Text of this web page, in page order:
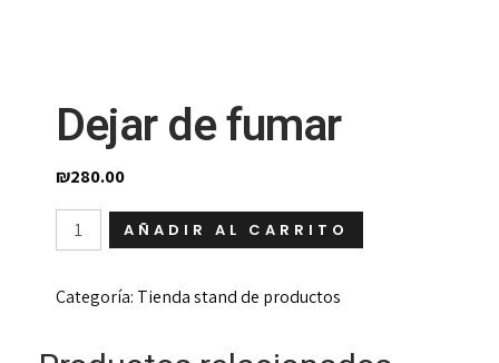
Dejar de fumar
₪280.00
Dejar
AÑADIR AL CARRITO
Categoría: Tienda stand de productos